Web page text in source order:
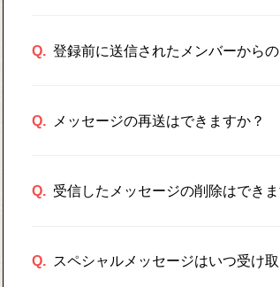
Q. 登録前に送信されたメンバーから
Q. メッセージの再送はできますか？
Q. 受信したメッセージの削除はできま
Q. スペシャルメッセージはいつ受け